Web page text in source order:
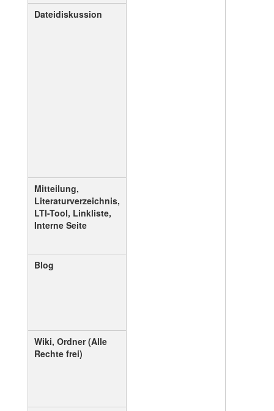
Dateidiskussion
Mitteilung,
Literaturverzeichnis,
LTI-Tool, Linkliste,
Interne Seite
Blog
Wiki, Ordner (Alle
Rechte frei)